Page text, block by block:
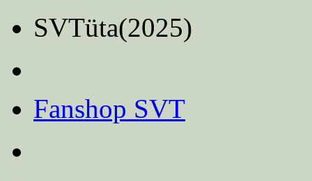
SVTüta(2025)
Fanshop SVT